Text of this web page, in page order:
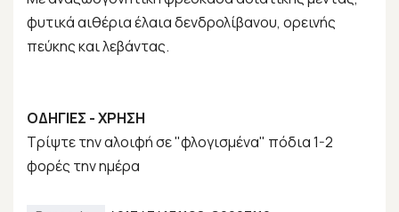
φυτικά αιθέρια έλαια δενδρολίβανου, ορεινής
πεύκης και λεβάντας.
ΟΔΗΓΙΕΣ - ΧΡΗΣΗ
Τρίψτε την αλοιφή σε "φλογισμένα" πόδια 1-2
φορές την ημέρα